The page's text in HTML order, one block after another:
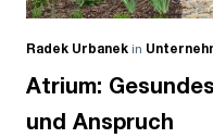
Radek Urbanek in
Atrium:
und Anspruch